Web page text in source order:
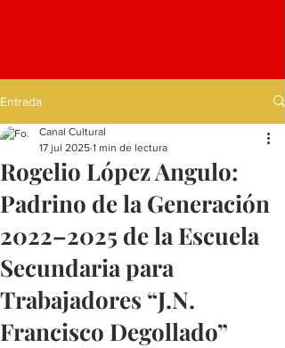
Entrada
Rogelio López Angulo:
Padrino de la Generación
2022–2025 de la Escuela
Secundaria para
Trabajadores “J.N.
Francisco Degollado”
Canal Cultural
17 jul 2025 1 min de lectura